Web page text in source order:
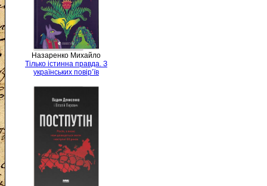
Назаренко Михайло
Тілько істинна правда. З
українських повір’їв